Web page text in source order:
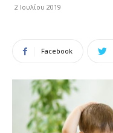
2 Ιουλίου 2019
Facebook